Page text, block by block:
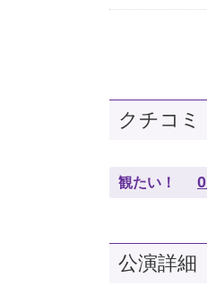
クチコミ
観たい！ 0
公演詳細